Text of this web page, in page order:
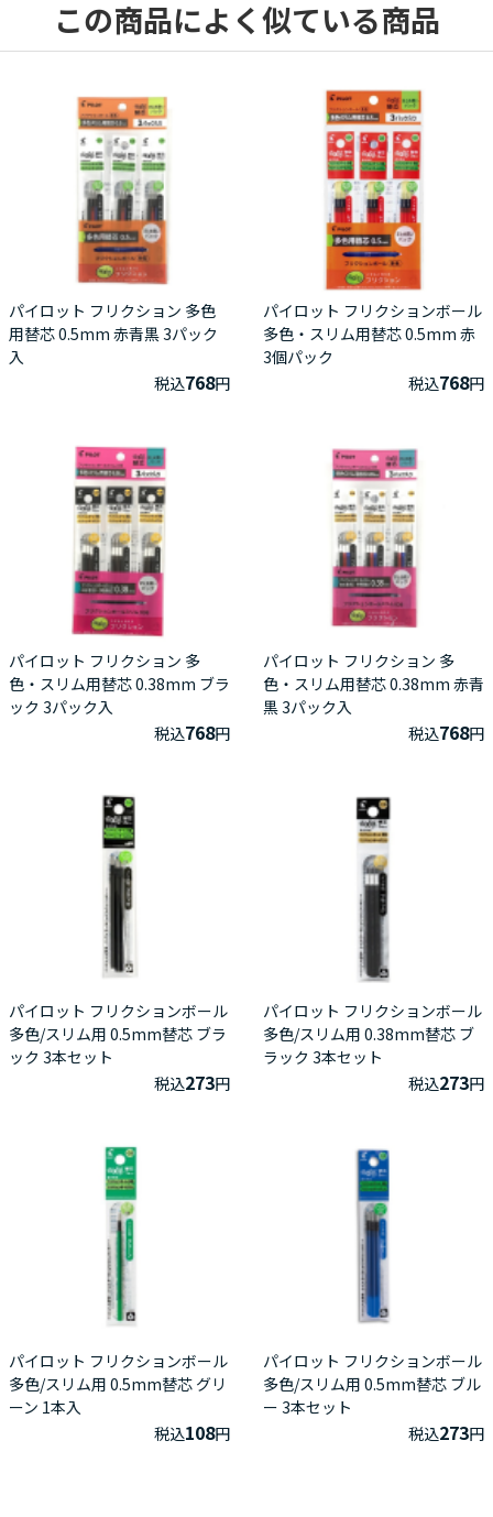
この商品によく似ている商品
パイロット フリクション 多色
用替芯 0.5mm 赤青黒 3パック
入
税込768円
パイロット フリクションボール
多色・スリム用替芯 0.5mm 赤
3個パック
税込768円
パイロット フリクション 多
色・スリム用替芯 0.38mm ブラ
ック 3パック入
税込768円
パイロット フリクション 多
色・スリム用替芯 0.38mm 赤青
黒 3パック入
税込768円
パイロット フリクションボール
多色/スリム用 0.5mm替芯 ブラ
ック 3本セット
税込273円
パイロット フリクションボール
多色/スリム用 0.38mm替芯 ブ
ラック 3本セット
税込273円
パイロット フリクションボール
多色/スリム用 0.5mm替芯 グリ
ーン 1本入
税込108円
パイロット フリクションボール
多色/スリム用 0.5mm替芯 ブル
ー 3本セット
税込273円